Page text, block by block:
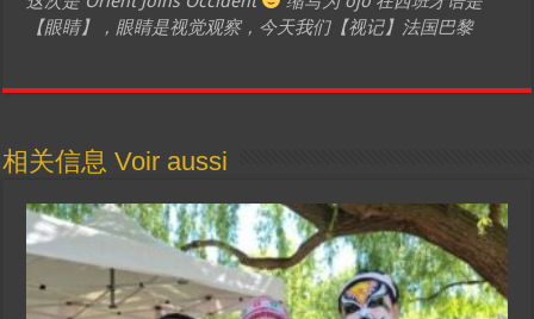
【眼睛】，眼睛是视觉观察，今天我们【视记】法国巴黎
相关信息 Voir aussi